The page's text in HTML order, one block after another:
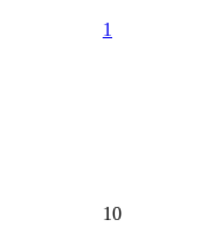
1
10